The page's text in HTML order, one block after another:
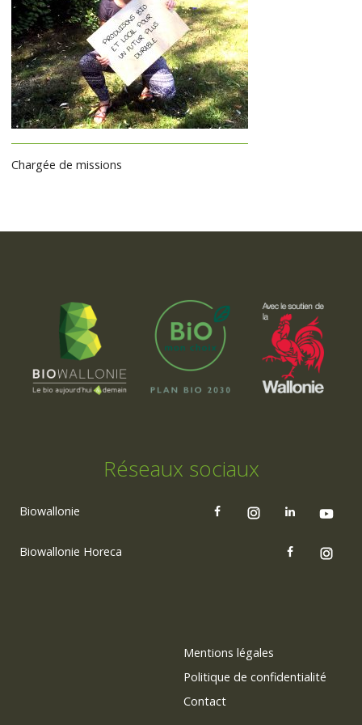
Chargée de missions
Réseaux sociaux
Biowallonie
Biowallonie Horeca
Mentions légales
Politique de confidentialité
Contact